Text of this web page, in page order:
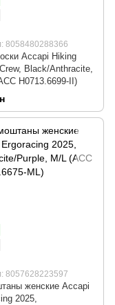
8058480288366
Accapi Hiking
Black/Anthracite,
H0713.6699-II)
8057628223597
женские Accapi
2025,